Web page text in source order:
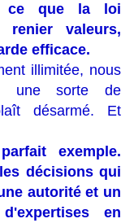
ce que la loi
renier valeurs,
efficace.
illimitée, nous
une sorte de
désarmé. Et
exemple.
décisions qui
autorité et un
en